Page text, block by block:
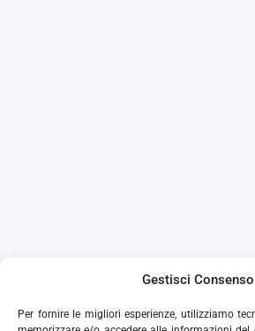
Gestisci Consenso
Per fornire le migliori esperienze, utilizziamo